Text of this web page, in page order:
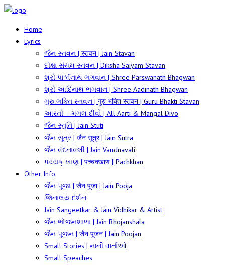
Home
Lyrics
જૈન સ્તવન | स्तवन | Jain Stavan
દીક્ષા સંયમ સ્તવન | Diksha Saiyam Stavan
શ્રી પાર્શ્વનાથ ભગવાન | Shree Parswanath Bhagwan
શ્રી આદિનાથ ભગવાન | Shree Aadinath Bhagwan
ગુરુ ભક્તિ સ્તવન | गुरु भक्ति स्तवन | Guru Bhakti Stavan
આરતી – મંગલ દીવો | All Aarti & Mangal Divo
જૈન સ્તુતિ | Jain Stuti
જૈન સૂત્ર | जैन सूत्र | Jain Sutra
જૈન વંદનાવલી | Jain Vandnavali
પચ્ચક્ ખાણ | पच्चक्खाण | Pachkhan
Other Info
જૈન પૂજા | जैन पूजा | Jain Pooja
જિનાલય દર્શન
Jain Sangeetkar & Jain Vidhikar & Artist
જૈન ભોજનશાળા | Jain Bhojanshala
જૈન પૂજન | जैन पूजन | Jain Poojan
Small Stories | નાની વાર્તાઓ
Small Speaches